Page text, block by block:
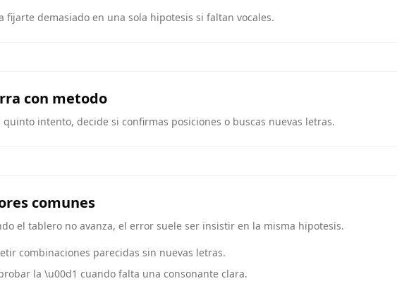
fijarte demasiado en una sola hipotesis si faltan vocales.
con metodo
quinto intento, decide si confirmas posiciones o buscas nuevas letras.
comunes
el tablero no avanza, el error suele ser insistir en la misma hipotesis.
combinaciones parecidas sin nuevas letras.
la \u00d1 cuando falta una consonante clara.